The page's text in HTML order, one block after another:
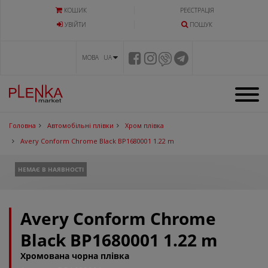
КОШИК
РЕЄСТРАЦІЯ
УВIЙТИ
ПОШУК
МОВА UA
Головна Автомобільні плівки
Хром плівка
Avery Conform Chrome Black BP1680001 1.22 m
НЕМАЄ В НАЯВНОСТІ
Avery Conform Chrome
Black BP1680001 1.22 m
Хромована чорна плівка